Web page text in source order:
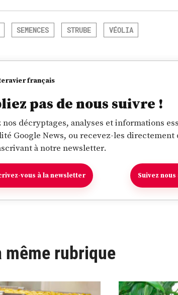
SEMENCES STRUBE VÉOLIA
français
pas de nous suivre !
nos décryptages, analyses et informations
Google News, ou recevez-les
à notre newsletter.
vous à la newsletter Suivez
même rubrique